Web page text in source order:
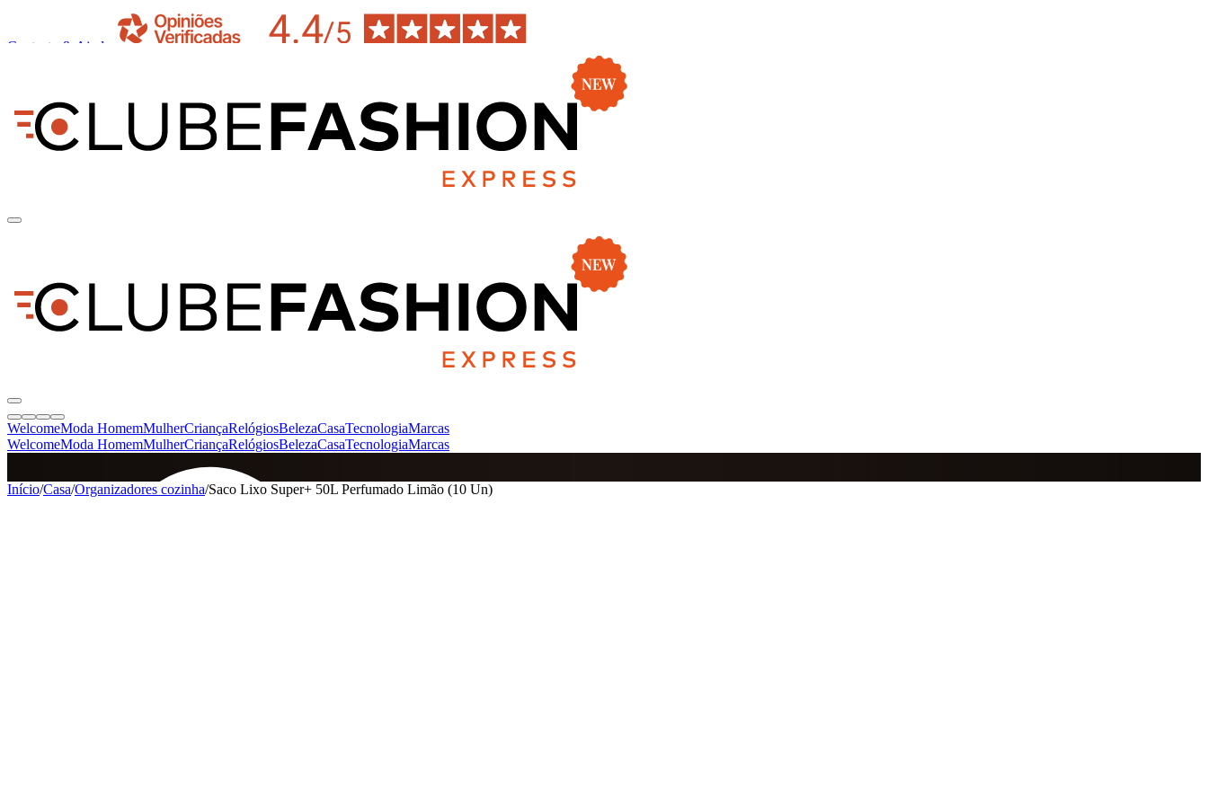
Contacto & Ajuda
WelcomeModa HomemMulherCriançaRelógiosBelezaCasaTecnologiaMarcas
WelcomeModa HomemMulherCriançaRelógiosBelezaCasaTecnologiaMarcas
SINCE 2005
Início/Casa/Organizadores cozinha/Saco Lixo Super+ 50L Perfumado Limão (10 Un)